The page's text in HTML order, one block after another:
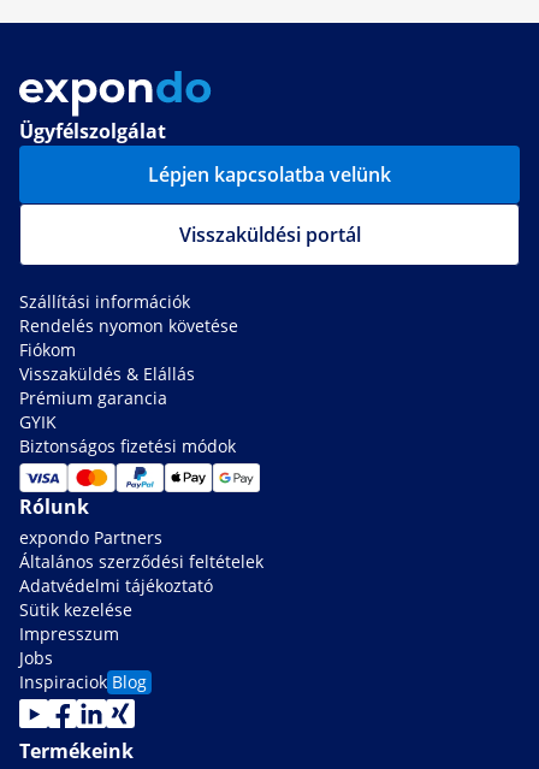
Ügyfélszolgálat
Lépjen kapcsolatba velünk
Visszaküldési portál
Szállítási információk
Rendelés nyomon követése
Fiókom
Visszaküldés & Elállás
Prémium garancia
GYIK
Biztonságos fizetési módok
Rólunk
expondo Partners
Általános szerződési feltételek
Adatvédelmi tájékoztató
Sütik kezelése
Impresszum
Jobs
Inspiraciok Blog
Termékeink